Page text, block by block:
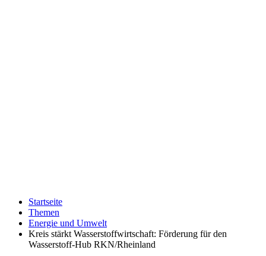
Startseite
Themen
Energie und Umwelt
Kreis stärkt Wasserstoffwirtschaft: Förderung für den
Wasserstoff-Hub RKN/Rheinland